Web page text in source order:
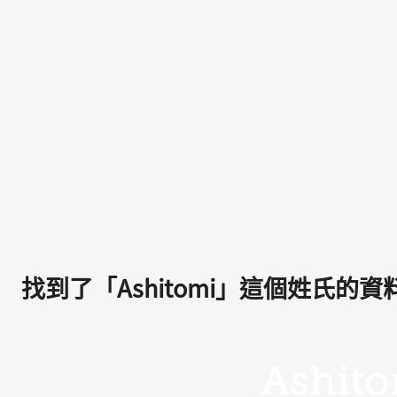
找到了「Ashitomi」這個姓氏的資